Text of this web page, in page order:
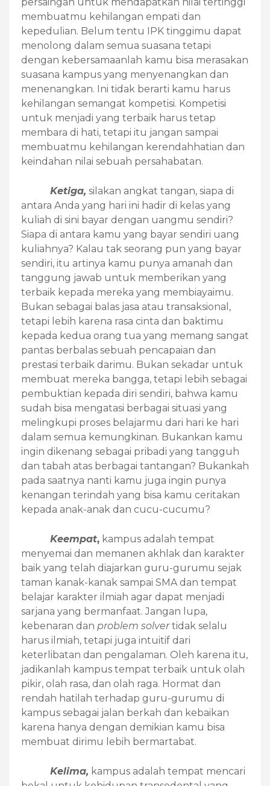
membuatmu kehilangan empati dan
kepedulian. Belum tentu IPK tinggimu dapat
menolong dalam semua suasana tetapi
dengan kebersamaanlah kamu bisa merasakan
suasana kampus yang menyenangkan dan
menenangkan. Ini tidak berarti kamu harus
kehilangan semangat kompetisi. Kompetisi
untuk menjadi yang terbaik harus tetap
membara di hati, tetapi itu jangan sampai
membuatmu kehilangan kerendahhatian dan
keindahan nilai sebuah persahabatan.
Ketiga, silakan angkat tangan, siapa di
antara Anda yang hari ini hadir di kelas yang
kuliah di sini bayar dengan uangmu sendiri?
Siapa di antara kamu yang bayar sendiri uang
kuliahnya? Kalau tak seorang pun yang bayar
sendiri, itu artinya kamu punya amanah dan
tanggung jawab untuk memberikan yang
terbaik kepada mereka yang membiayaimu.
Bukan sebagai balas jasa atau transaksional,
tetapi lebih karena rasa cinta dan baktimu
kepada kedua orang tua yang memang sangat
pantas berbalas sebuah pencapaian dan
prestasi terbaik darimu. Bukan sekadar untuk
membuat mereka bangga, tetapi lebih sebagai
pembuktian kepada diri sendiri, bahwa kamu
sudah bisa mengatasi berbagai situasi yang
melingkupi proses belajarmu dari hari ke hari
dalam semua kemungkinan. Bukankan kamu
ingin dikenang sebagai pribadi yang tangguh
dan tabah atas berbagai tantangan? Bukankah
pada saatnya nanti kamu juga ingin punya
kenangan terindah yang bisa kamu ceritakan
kepada anak-anak dan cucu-cucumu?
Keempat, kampus adalah tempat
menyemai dan memanen akhlak dan karakter
baik yang telah diajarkan guru-gurumu sejak
taman kanak-kanak sampai SMA dan tempat
belajar karakter ilmiah agar dapat menjadi
sarjana yang bermanfaat. Jangan lupa,
kebenaran dan problem solvertidak selalu
harus ilmiah, tetapi juga intuitif dari
keterlibatan dan pengalaman. Oleh karena itu,
jadikanlah kampus tempat terbaik untuk olah
pikir, olah rasa, dan olah raga. Hormat dan
rendah hatilah terhadap guru-gurumu di
kampus sebagai jalan berkah dan kebaikan
karena hanya dengan demikian kamu bisa
membuat dirimu lebih bermartabat.
Kelima, kampus adalah tempat mencari